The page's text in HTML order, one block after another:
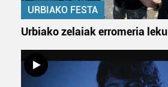
URBIAKO FESTA
Urbiako zelaiak erromeria leku